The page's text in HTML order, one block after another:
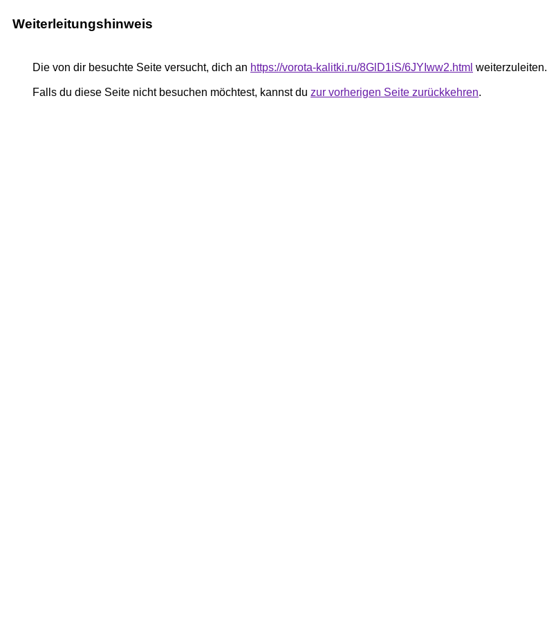
Weiterleitungshinweis
Die von dir besuchte Seite versucht, dich an https://vorota-kalitki.ru/8GlD1iS/6JYIww2.html weiterzuleiten.
Falls du diese Seite nicht besuchen möchtest, kannst du zur vorherigen Seite zurückkehren.